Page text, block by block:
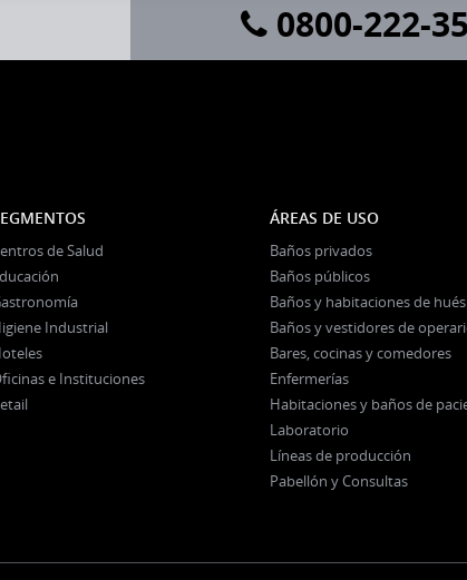
0800-222-
de Salud
Industrial
e Instituciones
ÁREAS DE USO
Baños privados
Baños públicos
Baños y habitaciones de
Baños y vestidores de
Bares, cocinas y comedores
Enfermerías
Habitaciones y baños de
Laboratorio
Líneas de producción
Pabellón y Consultas